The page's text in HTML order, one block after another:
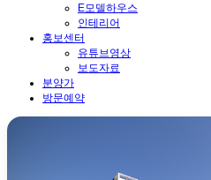
E모델하우스
인테리어
홍보센터
유튜브영상
보도자료
분양가
방문예약